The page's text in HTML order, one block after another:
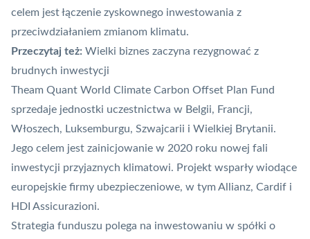
celem jest łączenie zyskownego inwestowania z
przeciwdziałaniem zmianom klimatu.
Przeczytaj też: Wielki biznes zaczyna rezygnować z
brudnych inwestycji
Theam Quant World Climate Carbon Offset Plan Fund
sprzedaje jednostki uczestnictwa w Belgii, Francji,
Włoszech, Luksemburgu, Szwajcarii i Wielkiej Brytanii.
Jego celem jest zainicjowanie w 2020 roku nowej fali
inwestycji przyjaznych klimatowi. Projekt wsparły wiodące
europejskie firmy ubezpieczeniowe, w tym Allianz, Cardif i
HDI Assicurazioni.
Strategia funduszu polega na inwestowaniu w spółki o